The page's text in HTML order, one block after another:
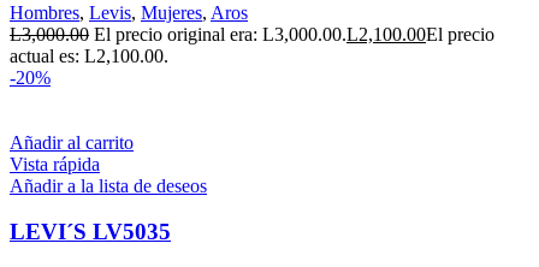
Hombres, Levis, Mujeres, Aros
L3,000.00 El precio original era: L3,000.00.L2,100.00El precio
actual es: L2,100.00.
-20%
Añadir al carrito
Vista rápida
Añadir a la lista de deseos
LEVI´S LV5035